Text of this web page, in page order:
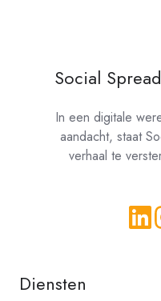
Social
In een digitale
aandacht, staat
verhaal te
Diensten